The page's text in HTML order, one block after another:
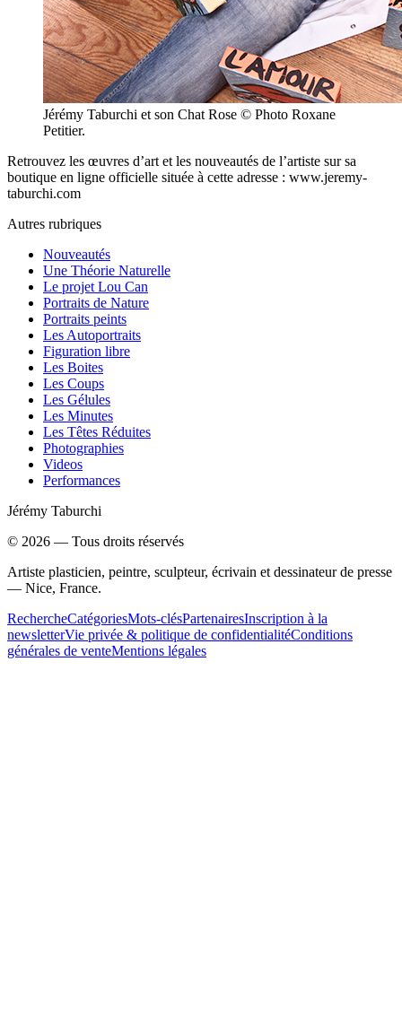
Jérémy Taburchi et son Chat Rose © Photo Roxane
Petitier.
Retrouvez les œuvres d’art et les nouveautés de l’artiste sur sa
boutique en ligne officielle située à cette adresse : www.jeremy-
taburchi.com
Autres rubriques
Nouveautés
Une Théorie Naturelle
Le projet Lou Can
Portraits de Nature
Portraits peints
Les Autoportraits
Figuration libre
Les Boites
Les Coups
Les Gélules
Les Minutes
Les Têtes Réduites
Photographies
Videos
Performances
Jérémy Taburchi
© 2026 — Tous droits réservés
Artiste plasticien, peintre, sculpteur, écrivain et dessinateur de presse
— Nice, France.
RechercheCatégoriesMots-clésPartenairesInscription à la
newsletterVie privée & politique de confidentialitéConditions
générales de venteMentions légales